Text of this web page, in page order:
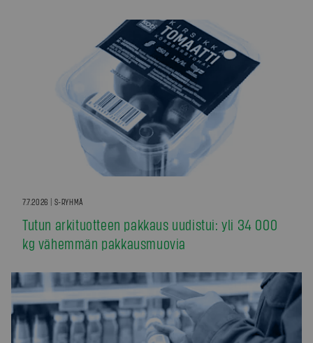
7.7.2026 | S-RYHMÄ
Tutun arkituotteen pakkaus uudistui: yli 34 000
kg vähemmän pakkausmuovia